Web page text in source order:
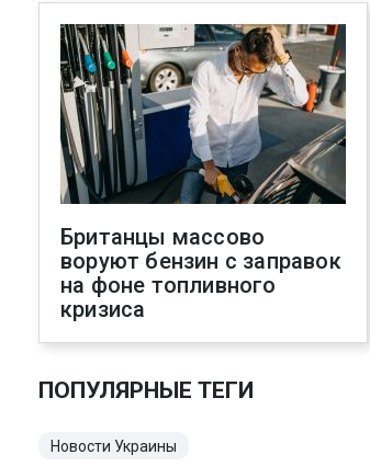
Британцы массово
воруют бензин с заправок
на фоне топливного
кризиса
ПОПУЛЯРНЫЕ ТЕГИ
Новости Украины